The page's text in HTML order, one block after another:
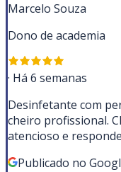
Marcelo Souza
Dono de academia
· Há 6 semanas
Desinfetante com
cheiro profissional.
atencioso e
Publicado no